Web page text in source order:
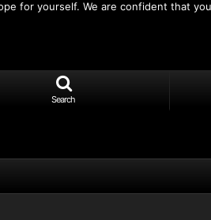
for yourself. We are confident that
Search